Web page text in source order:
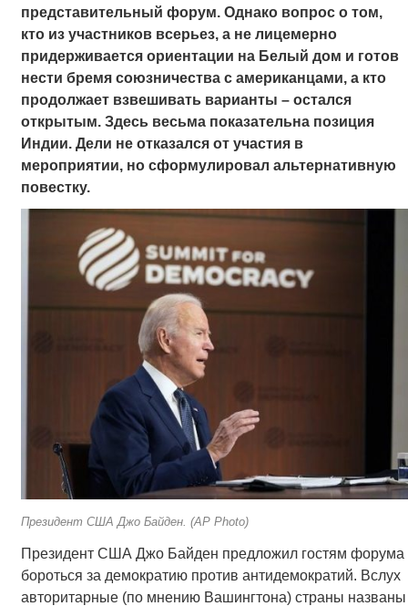
представительный форум. Однако вопрос о том,
кто из участников всерьез, а не лицемерно
придерживается ориентации на Белый дом и готов
нести бремя союзничества с американцами, а кто
продолжает взвешивать варианты – остался
открытым. Здесь весьма показательна позиция
Индии. Дели не отказался от участия в
мероприятии, но сформулировал альтернативную
повестку.
Президент США Джо Байден. (AP Photo)
Президент США Джо Байден предложил гостям форума
бороться за демократию против антидемократий. Вслух
авторитарные (по мнению Вашингтона) страны названы